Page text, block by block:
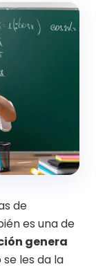
de
es una de
genera
se les da la